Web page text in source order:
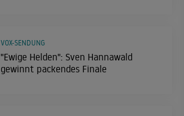
"Ewige Helden": Sven Hannawald
gewinnt packendes Finale
VOX-SENDUNG